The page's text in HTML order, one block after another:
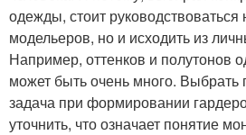
Стильные образа
одежды, стоит руководствоваться
модельеров, но и исходить из
Например, оттенков и полутонов
может быть очень много. Выбрать
задача при формировании
уточнить, что означает понятие